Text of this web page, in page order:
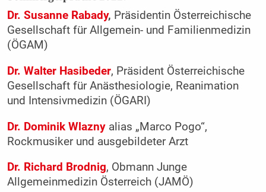
Dr. Susanne Rabady, Präsidentin Österreichische
Gesellschaft für Allgemein- und Familienmedizin
(ÖGAM)
Dr. Walter Hasibeder, Präsident Österreichische
Gesellschaft für Anästhesiologie, Reanimation
und Intensivmedizin (ÖGARI)
Dr. Dominik Wlaznyalias „Marco Pogo“,
Rockmusiker und ausgebildeter Arzt
Dr. Richard Brodnig, Obmann Junge
Allgemeinmedizin Österreich (JAMÖ)